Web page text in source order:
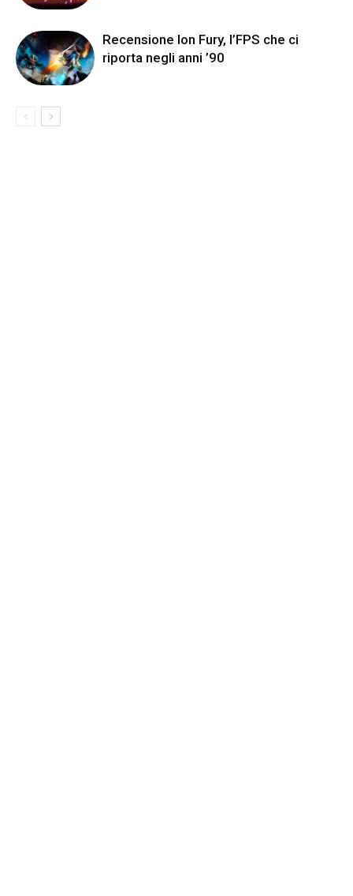
Recensione Ion Fury, l’FPS che ci
riporta negli anni ’90